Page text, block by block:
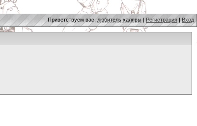
Приветствуем вас, любитель халявы | Регистрация |Вход